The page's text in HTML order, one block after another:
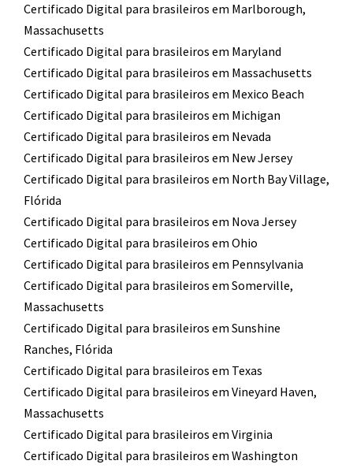
Certificado Digital para brasileiros em Marlborough,
Massachusetts
Certificado Digital para brasileiros em Maryland
Certificado Digital para brasileiros em Massachusetts
Certificado Digital para brasileiros em Mexico Beach
Certificado Digital para brasileiros em Michigan
Certificado Digital para brasileiros em Nevada
Certificado Digital para brasileiros em New Jersey
Certificado Digital para brasileiros em North Bay Village,
Flórida
Certificado Digital para brasileiros em Nova Jersey
Certificado Digital para brasileiros em Ohio
Certificado Digital para brasileiros em Pennsylvania
Certificado Digital para brasileiros em Somerville,
Massachusetts
Certificado Digital para brasileiros em Sunshine
Ranches, Flórida
Certificado Digital para brasileiros em Texas
Certificado Digital para brasileiros em Vineyard Haven,
Massachusetts
Certificado Digital para brasileiros em Virginia
Certificado Digital para brasileiros em Washington